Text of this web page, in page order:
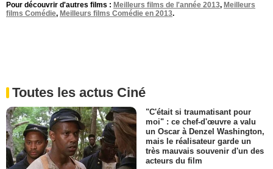
Pour découvrir d'autres films : Meilleurs films de l'année 2013, Meilleurs
films Comédie, Meilleurs films Comédie en 2013.
Toutes les actus Ciné
"C'était si traumatisant pour
moi" : ce chef-d'œuvre a valu
un Oscar à Denzel Washington,
mais le réalisateur garde un
très mauvais souvenir d'un des
acteurs du film